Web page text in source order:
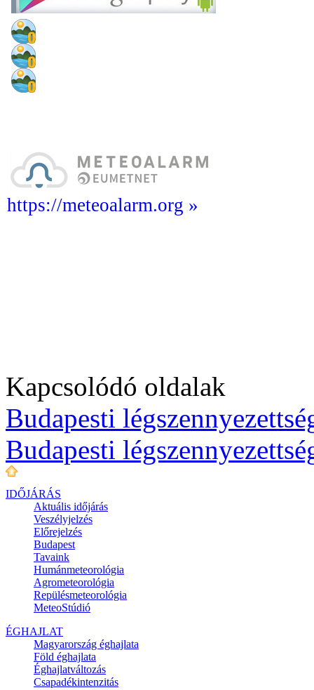
https://meteoalarm.org »
Kapcsolódó oldalak
Budapesti
Budapesti
IDŐJÁRÁS
Aktuális időjárás
Veszélyjelzés
Előrejelzés
Budapest
Tavaink
Humánmeteorológia
Agrometeorológia
Repülésmeteorológia
MeteoStúdió
ÉGHAJLAT
Magyarország éghajlata
Föld éghajlata
Éghajlatváltozás
Csapadékintenzitás